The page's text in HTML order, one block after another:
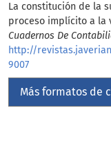
La constitución de la
proceso implícito a la
Cuadernos De
http://
9007
Más formatos de